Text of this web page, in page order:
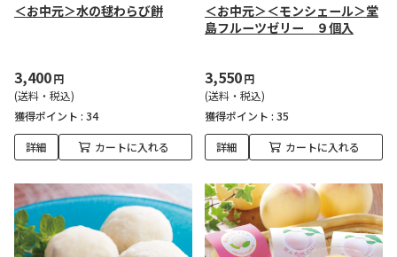
＜お中元＞水の毬わらび餅
3,400円
(送料・税込)
獲得ポイント : 34
詳細 カートに入れる
＜お中元＞＜モンシェール＞堂
島フルーツゼリー ９個入
3,550円
(送料・税込)
獲得ポイント : 35
詳細 カートに入れる